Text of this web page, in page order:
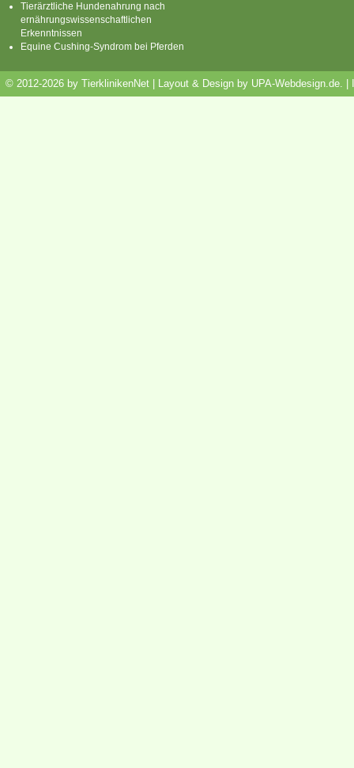
Tierärztliche Hundenahrung nach
ernährungswissenschaftlichen
Erkenntnissen
Equine Cushing-Syndrom bei Pferden
© 2012-2026 by TierklinikenNet | Layout & Design by UPA-Webdesign.de.